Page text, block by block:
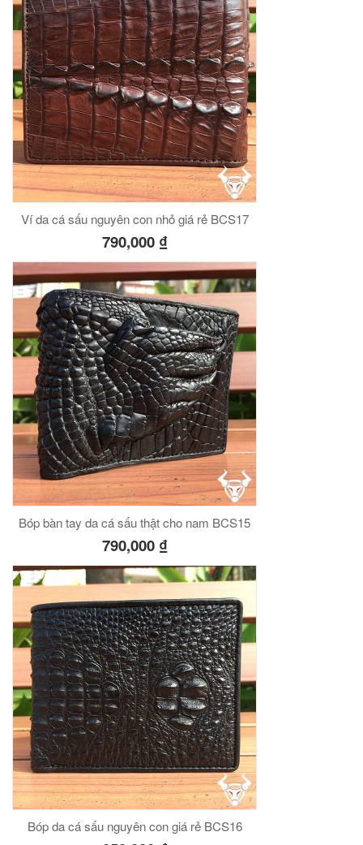
Ví da cá sấu nguyên con nhỏ giá rẻ BCS17
790,000 ₫
Bóp bàn tay da cá sấu thật cho nam BCS15
790,000 ₫
Bóp da cá sấu nguyên con giá rẻ BCS16